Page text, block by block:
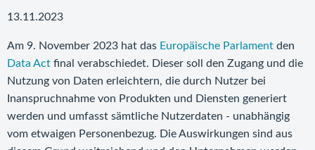
13.11.2023
Am 9. November 2023 hat das Europäische Parlament den
Data Act final verabschiedet. Dieser soll den Zugang und die
Nutzung von Daten erleichtern, die durch Nutzer bei
Inanspruchnahme von Produkten und Diensten generiert
werden und umfasst sämtliche Nutzerdaten - unabhängig
vom etwaigen Personenbezug. Die Auswirkungen sind aus